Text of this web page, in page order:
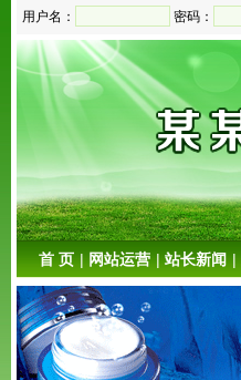
用户名： 密码：
首 页 | 网站运营 |站长新闻 |